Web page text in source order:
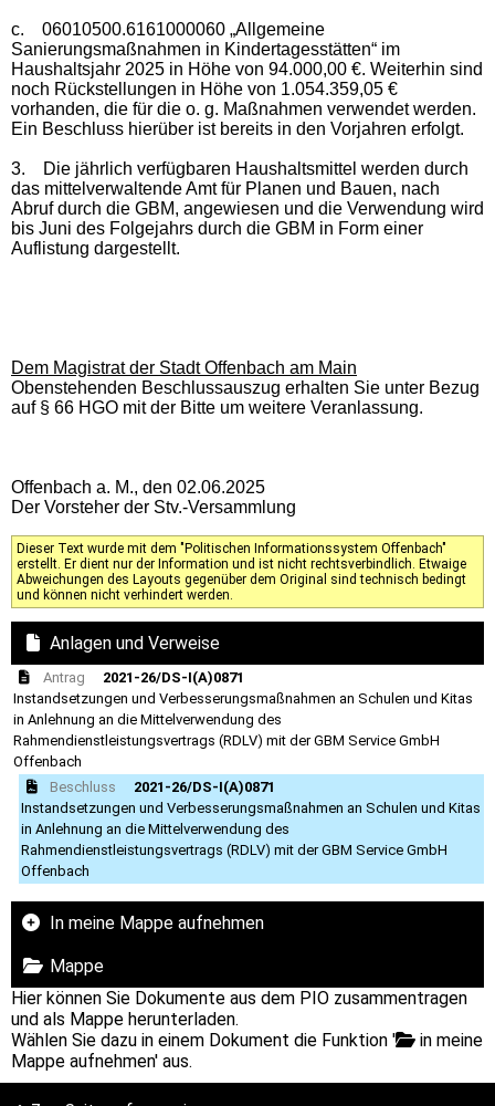
c.
06010500.6161000060 „Allgemeine
Sanierungsmaßnahmen in Kindertagesstätten“ im
Haushaltsjahr 2025 in Höhe von 94.000,00 €. Weiterhin sind
noch Rückstellungen in Höhe von 1.054.359,05 €
vorhanden, die für die o. g. Maßnahmen verwendet werden.
Ein Beschluss hierüber ist bereits in den Vorjahren erfolgt.
3.
Die jährlich verfügbaren Haushaltsmittel werden durch
das mittelverwaltende Amt für Planen und Bauen, nach
Abruf durch die GBM, angewiesen und die Verwendung wird
bis Juni des Folgejahrs durch die GBM in Form einer
Auflistung dargestellt.
Dem Magistrat der Stadt Offenbach am Main
Obenstehenden Beschlussauszug erhalten Sie unter Bezug
auf § 66 HGO mit der Bitte um weitere Veranlassung.
Offenbach a. M., den 02.06.2025
Der Vorsteher der Stv.-Versammlung
Dieser Text wurde mit dem "Politischen Informationssystem Offenbach"
erstellt. Er dient nur der Information und ist nicht rechtsverbindlich. Etwaige
Abweichungen des Layouts gegenüber dem Original sind technisch bedingt
und können nicht verhindert werden.
Anlagen und Verweise
Antrag
2021-26/DS-I(A)0871
Instandsetzungen und Verbesserungsmaßnahmen an Schulen und Kitas
in Anlehnung an die Mittelverwendung des
Rahmendienstleistungsvertrags (RDLV) mit der GBM Service GmbH
Offenbach
Beschluss
2021-26/DS-I(A)0871
Instandsetzungen und Verbesserungsmaßnahmen an Schulen und Kitas
in Anlehnung an die Mittelverwendung des
Rahmendienstleistungsvertrags (RDLV) mit der GBM Service GmbH
Offenbach
In meine Mappe aufnehmen
Mappe
Hier können Sie Dokumente aus dem PIO zusammentragen
und als Mappe herunterladen.
Wählen Sie dazu in einem Dokument die Funktion '
in meine
Mappe aufnehmen' aus.